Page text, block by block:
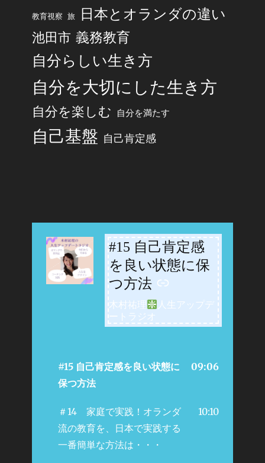
教育視察 旅 日本とオランダの違い
池田市 義務教育
自分らしい生き方
自分を大切にした生き方
自分を楽しむ 自分を満たす
自己基盤 自己肯定感
#15 自己肯定感
を良い状態に保
つ方法
-
木村祐理
人生アップデ
ートラジオ
#15 自己肯定感を良い状態に
保つ方法
09:06
＃14 家庭で実践！オランダ
流の教育を、日本で実践する
一番簡単な方法は・・・
10:10